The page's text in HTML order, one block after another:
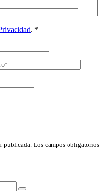
. *
publicada. Los campos obligatorios